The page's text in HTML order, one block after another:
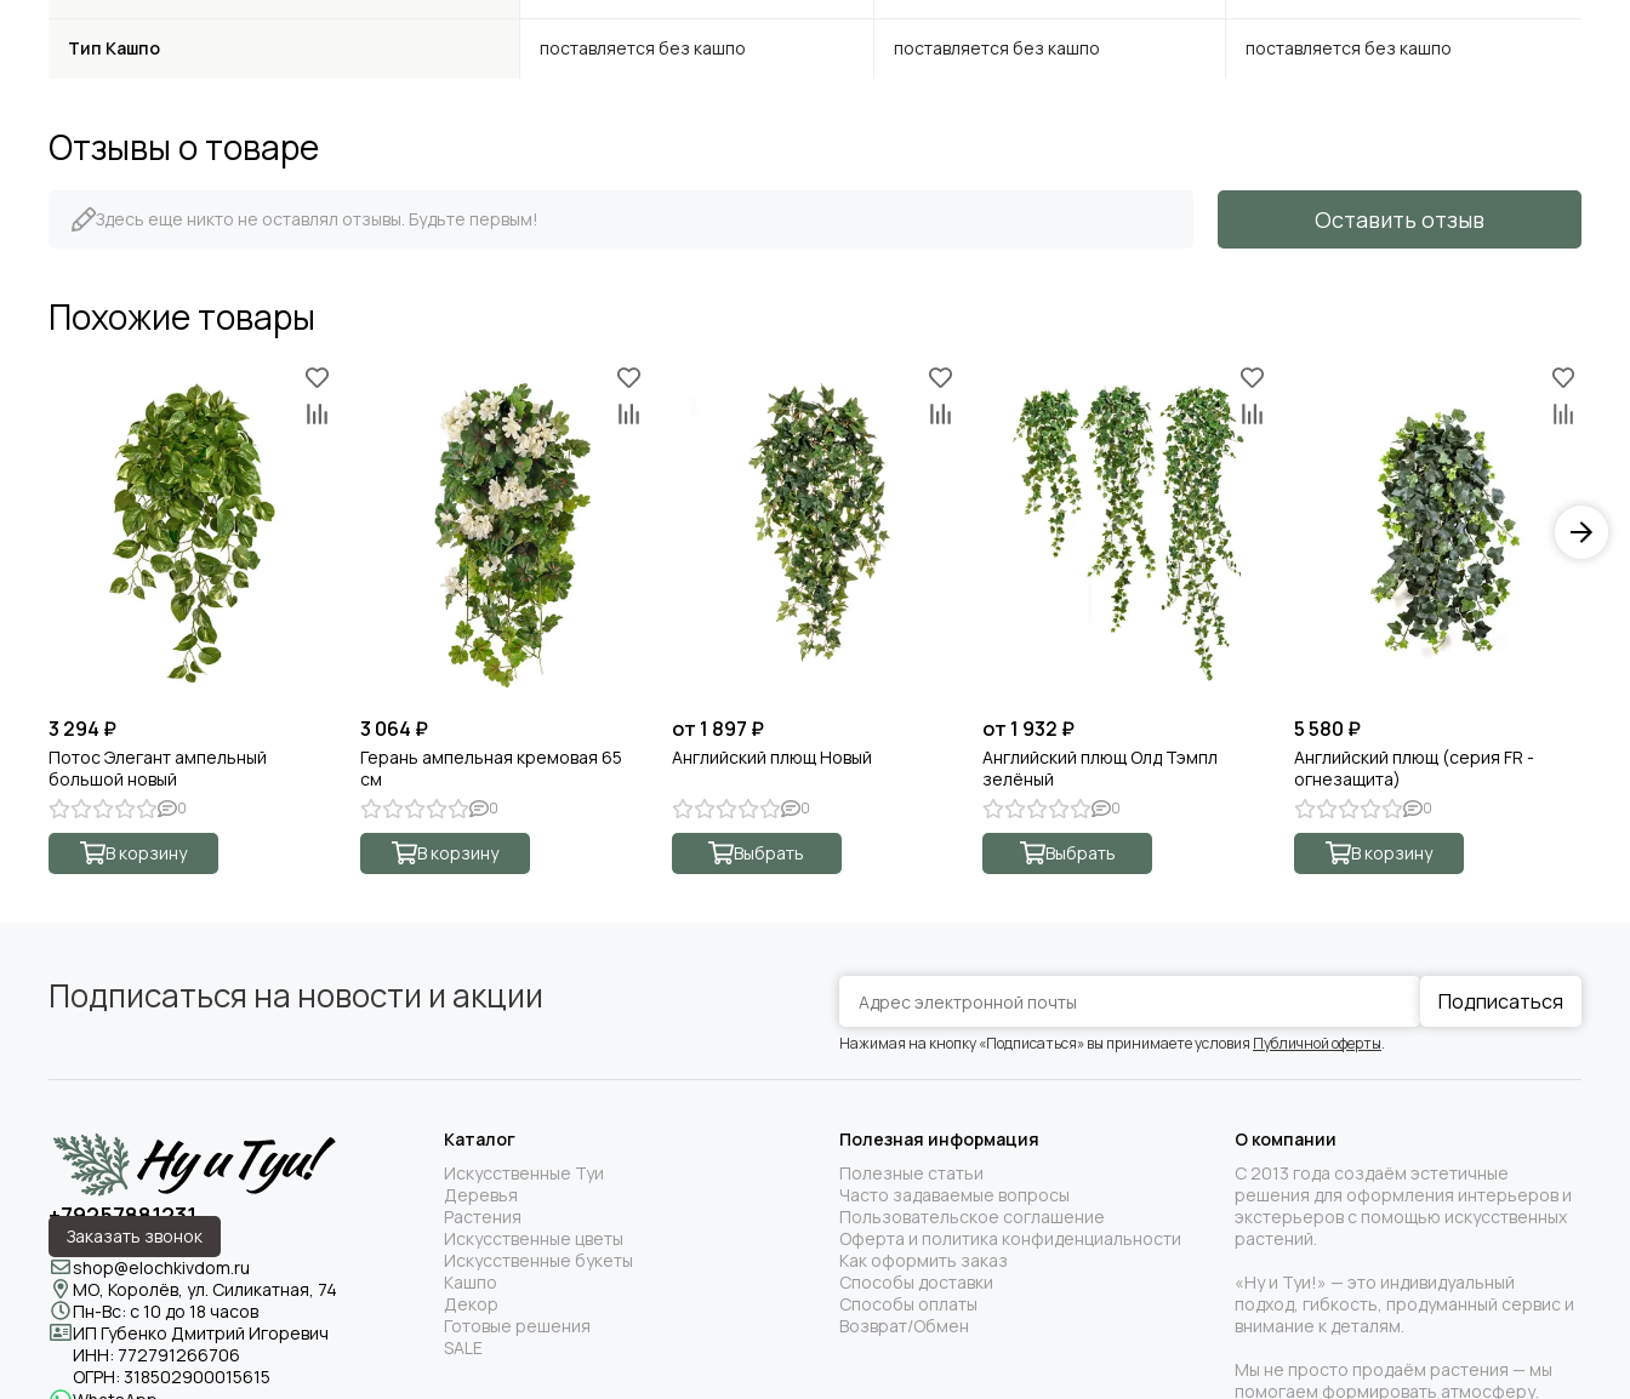
Тип Кашпо поставляется без кашпо поставляется без кашпо поставляется без кашпо
Отзывы о товаре
Здесь еще никто не оставлял отзывы. Будьте первым! Оставить отзыв
Похожие товары
3 294 ₽
Потос Элегант ампельный
большой новый
0
В корзину
3 064 ₽
Герань ампельная кремовая 65
см
0
В корзину
от 1 897 ₽
Английский плющ Новый
0
Выбрать
от 1 932 ₽
Английский плющ Олд Тэмпл
зелёный
0
Выбрать
5 580 ₽
Английский плющ (серия FR -
огнезащита)
0
В корзину
Подписаться на новости и акции Подписаться
Нажимая на кнопку «Подписаться» вы принимаете условия Публичной оферты.
+79257881231
Заказать звонок
shop@elochkivdom.ru
МО, Королёв, ул. Силикатная, 74
Пн-Вс: с 10 до 18 часов
ИП Губенко Дмитрий Игоревич
ИНН: 772791266706
ОГРН: 318502900015615
Каталог
Искусственные Туи
Деревья
Растения
Искусственные цветы
Искусственные букеты
Кашпо
Декор
Готовые решения
SALE
Полезная информация
Полезные статьи
Часто задаваемые вопросы
Пользовательское соглашение
Оферта и политика конфиденциальности
Как оформить заказ
Способы доставки
Способы оплаты
Возврат/Обмен
О компании
С 2013 года создаём эстетичные
решения для оформления интерьеров и
экстерьеров с помощью искусственных
растений.
«Ну и Туи!» — это индивидуальный
подход, гибкость, продуманный сервис и
внимание к деталям.
Мы не просто продаём растения — мы
помогаем формировать атмосферу.